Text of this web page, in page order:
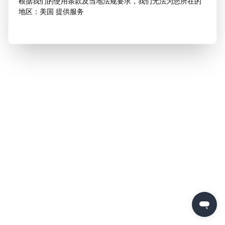
地区：美国 提供服务